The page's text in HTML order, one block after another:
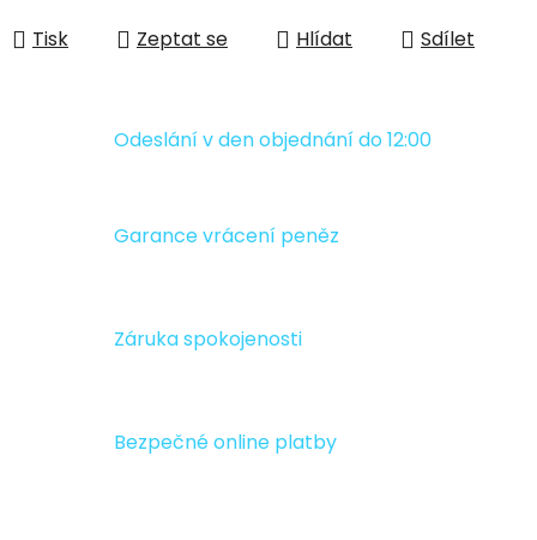
Tisk Zeptat se Hlídat Sdílet
Odeslání v den objednání do 12:00
Garance vrácení peněz
Záruka spokojenosti
Bezpečné online platby